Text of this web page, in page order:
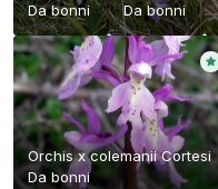
Cortesi
Dabonni
Cortesi
Dabonni
Orchis x colemanii Cortesi
Da bonni